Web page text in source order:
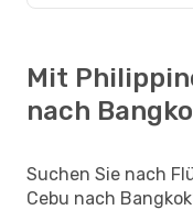
Mit
nach
Suchen Sie nach
Cebu nach